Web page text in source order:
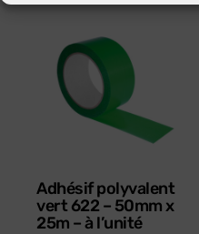
Adhésif polyvalent
vert 622 – 50mm x
25m – à l’unité